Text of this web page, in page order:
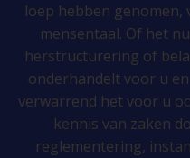
loep hebben
mensentaal. Of het
herstructurering of
onderhandelt voor u
verwarrend het voor u
kennis van zaken
reglementering,